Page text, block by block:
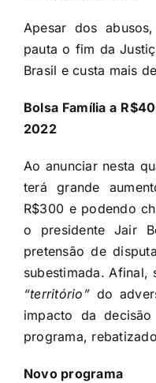
Apesar dos
pauta o fim da
Brasil e custa mais
Bolsa Família a
2022
Ao anunciar nesta
terá grande
R$300 e podendo
o presidente Jair
pretensão de
subestimada. Afinal,
“território”do
impacto da
programa,
Novo programa